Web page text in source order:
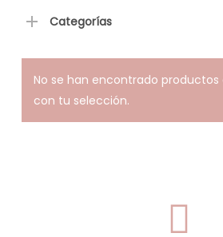
Categorías
No se han encontrado
con tu selección.